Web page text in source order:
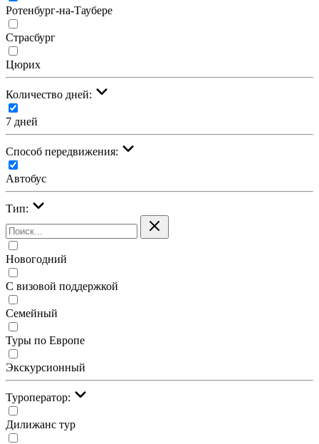
Ротенбург-на-Таубере
Страсбург
Цюрих
Количество дней:
7 дней
Cпособ передвижения:
Автобус
Тип:
Новогодний
С визовой поддержкой
Семейный
Туры по Европе
Экскурсионный
Туроператор:
Дилижанс тур